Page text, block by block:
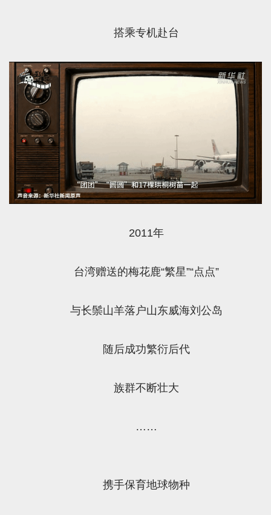
搭乘专机赴台
2011年
台湾赠送的梅花鹿“繁星”“点点”
与长鬃山羊落户山东威海刘公岛
随后成功繁衍后代
族群不断壮大
……
携手保育地球物种